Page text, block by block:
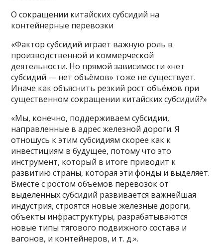
О сокращении китайских субсидий на
контейнерные перевозки
«Фактор субсидий играет важную роль в
производственной и коммерческой
деятельности. Но прямой зависимости «нет
субсидий — нет объёмов» тоже не существует.
Иначе как объяснить резкий рост объёмов при
существенном сокращении китайских субсидий?»
«Мы, конечно, поддерживаем субсидии,
направленные в адрес железной дороги. Я
отношусь к этим субсидиям скорее как к
инвестициям в будущее, потому что это
инструмент, который в итоге приводит к
развитию страны, которая эти фонды и выделяет.
Вместе с ростом объёмов перевозок от
выделенных субсидий развивается важнейшая
индустрия, строятся новые железные дороги,
объекты инфраструктуры, разрабатываются
новые типы тягового подвижного состава и
вагонов, и контейнеров, и т. д.».